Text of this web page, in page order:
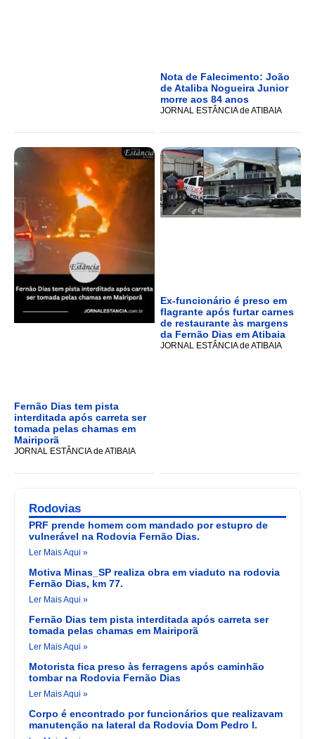
Nota de Falecimento: João
de Ataliba Nogueira Junior
morre aos 84 anos
JORNAL ESTÂNCIA de ATIBAIA
Fernão Dias tem pista
interditada após carreta ser
tomada pelas chamas em
Mairiporã
JORNAL ESTÂNCIA de ATIBAIA
Ex-funcionário é preso em
flagrante após furtar carnes
de restaurante às margens
da Fernão Dias em Atibaia
JORNAL ESTÂNCIA de ATIBAIA
Rodovias
PRF prende homem com mandado por estupro de
vulnerável na Rodovia Fernão Dias.
Ler Mais Aqui »
Motiva Minas_SP realiza obra em viaduto na rodovia
Fernão Dias, km 77.
Ler Mais Aqui »
Fernão Dias tem pista interditada após carreta ser
tomada pelas chamas em Mairiporã
Ler Mais Aqui »
Motorista fica preso às ferragens após caminhão
tombar na Rodovia Fernão Dias
Ler Mais Aqui »
Corpo é encontrado por funcionários que realizavam
manutenção na lateral da Rodovia Dom Pedro I.